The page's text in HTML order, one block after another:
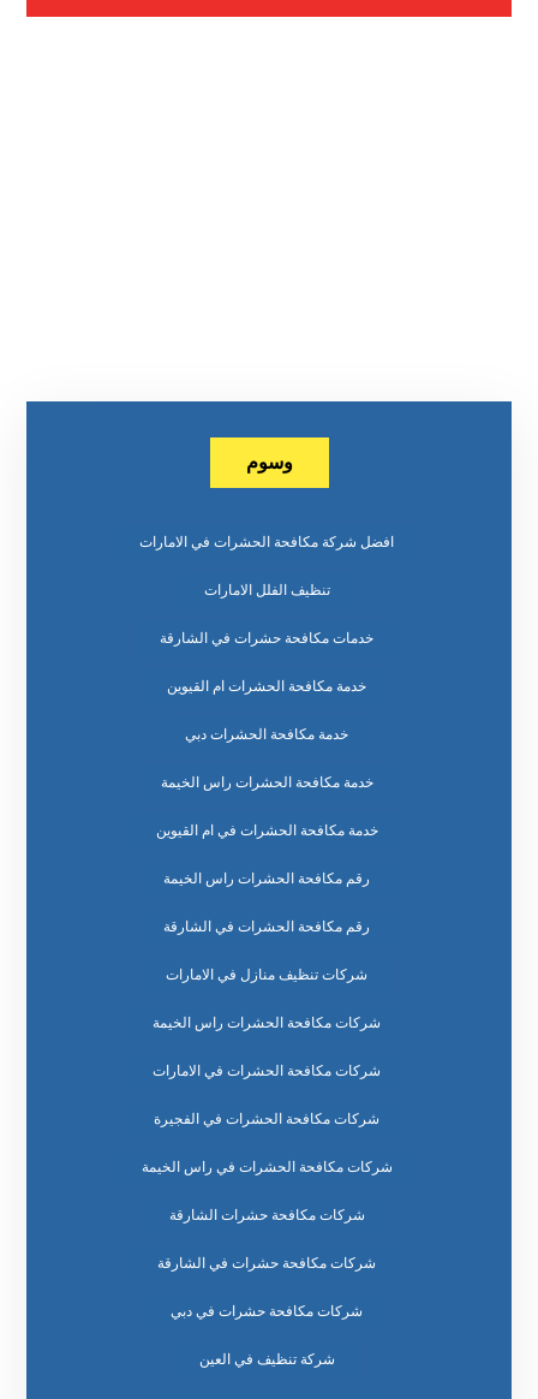
وسوم
افضل شركة مكافحة الحشرات في الامارات
تنظيف الفلل الامارات
خدمات مكافحة حشرات في الشارقة
خدمة مكافحة الحشرات ام القيوين
خدمة مكافحة الحشرات دبي
خدمة مكافحة الحشرات راس الخيمة
خدمة مكافحة الحشرات في ام القيوين
رقم مكافحة الحشرات راس الخيمة
رقم مكافحة الحشرات في الشارقة
شركات تنظيف منازل في الامارات
شركات مكافحة الحشرات راس الخيمة
شركات مكافحة الحشرات في الامارات
شركات مكافحة الحشرات في الفجيرة
شركات مكافحة الحشرات في راس الخيمة
شركات مكافحة حشرات الشارقة
شركات مكافحة حشرات في الشارقة
شركات مكافحة حشرات في دبي
شركة تنظيف في العين